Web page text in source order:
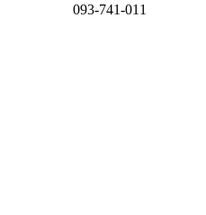
093-741-011